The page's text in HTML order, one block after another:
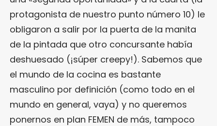
protagonista de nuestro punto número 10) le
obligaron a salir por la puerta de la manita
de la pintada que otro concursante había
deshuesado (¡súper creepy!). Sabemos que
el mundo de la cocina es bastante
masculino por definición (como todo en el
mundo en general, vaya) y no queremos
ponernos en plan FEMEN de más, tampoco